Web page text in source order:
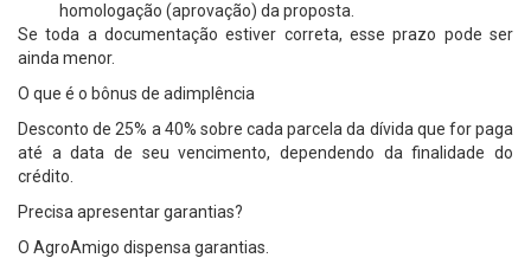
homologação (aprovação) da proposta.
Se toda a documentação estiver correta, esse prazo pode ser
ainda menor.
O que é o bônus de adimplência
Desconto de 25% a 40% sobre cada parcela da dívida que for paga
até a data de seu vencimento, dependendo da finalidade do
crédito.
Precisa apresentar garantias?
O AgroAmigo dispensa garantias.